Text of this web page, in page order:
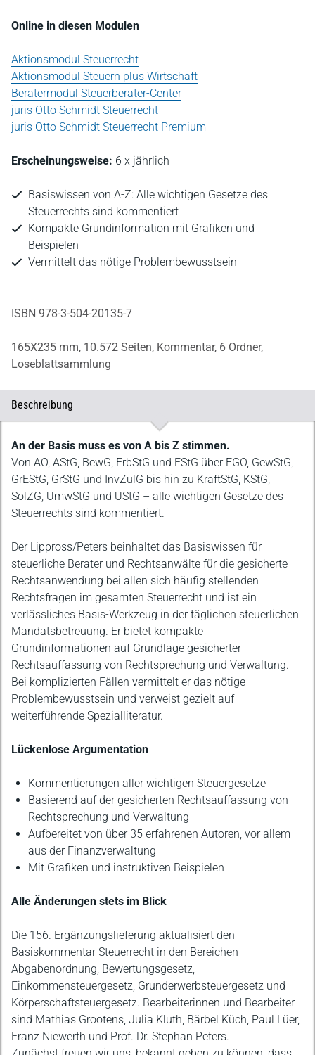
Online in diesen Modulen
Aktionsmodul Steuerrecht
Aktionsmodul Steuern plus Wirtschaft
Beratermodul Steuerberater-Center
juris Otto Schmidt Steuerrecht
juris Otto Schmidt Steuerrecht Premium
Erscheinungsweise: 6 x jährlich
Basiswissen von A-Z: Alle wichtigen Gesetze des
Steuerrechts sind kommentiert
Kompakte Grundinformation mit Grafiken und
Beispielen
Vermittelt das nötige Problembewusstsein
ISBN 978-3-504-20135-7
165X235 mm, 10.572 Seiten, Kommentar, 6 Ordner,
Loseblattsammlung
Beschreibung
Beschreibung
An der Basis muss es von A bis Z stimmen.
Von AO, AStG, BewG, ErbStG und EStG über FGO, GewStG,
GrEStG, GrStG und InvZulG bis hin zu KraftStG, KStG,
SolZG, UmwStG und UStG – alle wichtigen Gesetze des
Steuerrechts sind kommentiert.
Der Lippross/Peters beinhaltet das Basiswissen für
steuerliche Berater und Rechtsanwälte für die gesicherte
Rechtsanwendung bei allen sich häufig stellenden
Rechtsfragen im gesamten Steuerrecht und ist ein
verlässliches Basis-Werkzeug in der täglichen steuerlichen
Mandatsbetreuung. Er bietet kompakte
Grundinformationen auf Grundlage gesicherter
Rechtsauffassung von Rechtsprechung und Verwaltung.
Bei komplizierten Fällen vermittelt er das nötige
Problembewusstsein und verweist gezielt auf
weiterführende Spezialliteratur.
Lückenlose Argumentation
Kommentierungen aller wichtigen Steuergesetze
Basierend auf der gesicherten Rechtsauffassung von
Rechtsprechung und Verwaltung
Aufbereitet von über 35 erfahrenen Autoren, vor allem
aus der Finanzverwaltung
Mit Grafiken und instruktiven Beispielen
Alle Änderungen stets im Blick
Die 156. Ergänzungslieferung aktualisiert den
Basiskommentar Steuerrecht in den Bereichen
Abgabenordnung, Bewertungsgesetz,
Einkommensteuergesetz, Grunderwerbsteuergesetz und
Körperschaftsteuergesetz. Bearbeiterinnen und Bearbeiter
sind Mathias Grootens, Julia Kluth, Bärbel Küch, Paul Lüer,
Franz Niewerth und Prof. Dr. Stephan Peters.